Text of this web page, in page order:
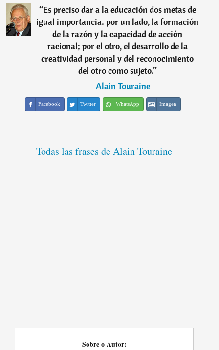
“Es preciso dar a la educación dos metas de
igual importancia: por un lado, la formación
de la razón y la capacidad de acción
racional; por el otro, el desarrollo de la
creatividad personal y del reconocimiento
del otro como sujeto.”
―Alain Touraine
Facebook Twitter WhatsApp Imagen
Todas las frases de Alain Touraine
Sobre o Autor: